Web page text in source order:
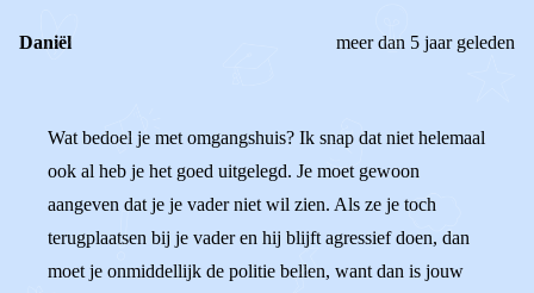
Daniël meer dan 5 jaar geleden
Wat bedoel je met omgangshuis? Ik snap dat niet helemaal
ook al heb je het goed uitgelegd. Je moet gewoon
aangeven dat je je vader niet wil zien. Als ze je toch
terugplaatsen bij je vader en hij blijft agressief doen, dan
moet je onmiddellijk de politie bellen, want dan is jouw